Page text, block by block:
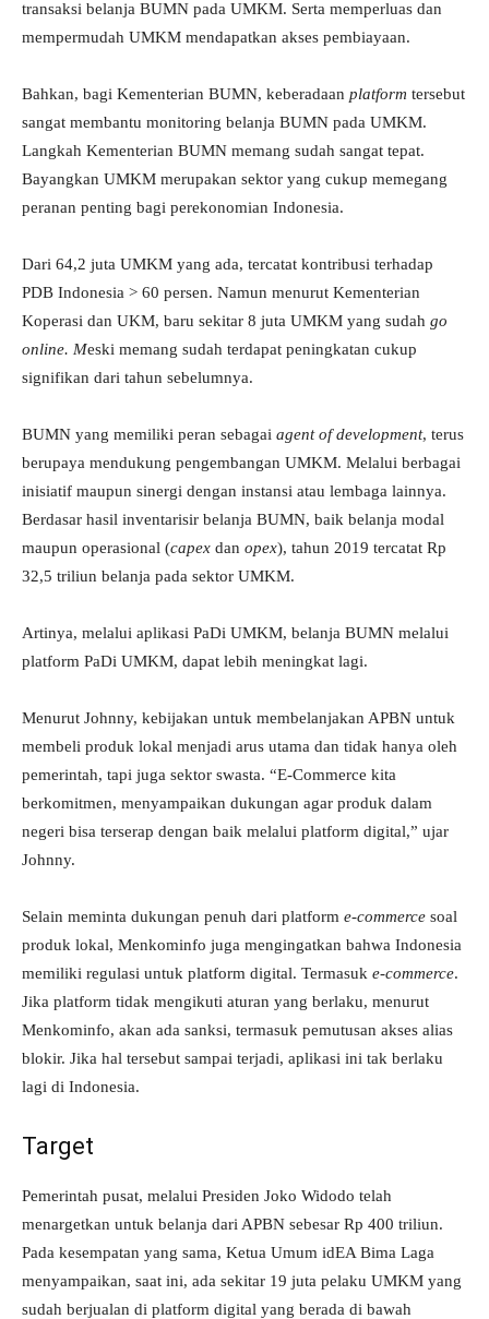
transaksi belanja BUMN pada UMKM. Serta memperluas dan
mempermudah UMKM mendapatkan akses pembiayaan.
Bahkan, bagi Kementerian BUMN, keberadaan platform tersebut
sangat membantu monitoring belanja BUMN pada UMKM.
Langkah Kementerian BUMN memang sudah sangat tepat.
Bayangkan UMKM merupakan sektor yang cukup memegang
peranan penting bagi perekonomian Indonesia.
Dari 64,2 juta UMKM yang ada, tercatat kontribusi terhadap
PDB Indonesia > 60 persen. Namun menurut Kementerian
Koperasi dan UKM, baru sekitar 8 juta UMKM yang sudah go
online. Meski memang sudah terdapat peningkatan cukup
signifikan dari tahun sebelumnya.
BUMN yang memiliki peran sebagai agent of development, terus
berupaya mendukung pengembangan UMKM. Melalui berbagai
inisiatif maupun sinergi dengan instansi atau lembaga lainnya.
Berdasar hasil inventarisir belanja BUMN, baik belanja modal
maupun operasional (capex dan opex), tahun 2019 tercatat Rp
32,5 triliun belanja pada sektor UMKM.
Artinya, melalui aplikasi PaDi UMKM, belanja BUMN melalui
platform PaDi UMKM, dapat lebih meningkat lagi.
Menurut Johnny, kebijakan untuk membelanjakan APBN untuk
membeli produk lokal menjadi arus utama dan tidak hanya oleh
pemerintah, tapi juga sektor swasta. “E-Commerce kita
berkomitmen, menyampaikan dukungan agar produk dalam
negeri bisa terserap dengan baik melalui platform digital,” ujar
Johnny.
Selain meminta dukungan penuh dari platform e-commerce soal
produk lokal, Menkominfo juga mengingatkan bahwa Indonesia
memiliki regulasi untuk platform digital. Termasuk e-commerce.
Jika platform tidak mengikuti aturan yang berlaku, menurut
Menkominfo, akan ada sanksi, termasuk pemutusan akses alias
blokir. Jika hal tersebut sampai terjadi, aplikasi ini tak berlaku
lagi di Indonesia.
Target
Pemerintah pusat, melalui Presiden Joko Widodo telah
menargetkan untuk belanja dari APBN sebesar Rp 400 triliun.
Pada kesempatan yang sama, Ketua Umum idEA Bima Laga
menyampaikan, saat ini, ada sekitar 19 juta pelaku UMKM yang
sudah berjualan di platform digital yang berada di bawah